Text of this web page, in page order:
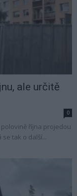
ale určitě
0
polovině října projedou
tak o další...